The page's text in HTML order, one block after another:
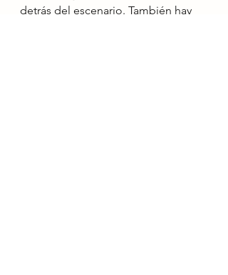
detrás del escenario. También hay